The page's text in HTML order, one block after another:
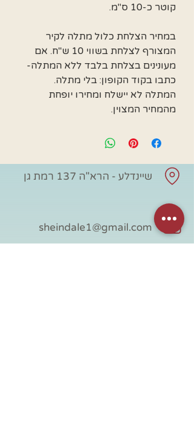
קוטר כ-10 ס"מ.
במחיר הצלחת כלול מתלה לקיר
המצורף לצלחת בשווי 10 ש"ח. אם
מעונינים בצלחת בלבד ללא המתלה-
כתבו בקוד הקופון: בלי מתלה.
המתלה לא יישלח ומחירו יופחת
מהמחיר המצוין.
שיינדלע - הרא"ה 137 רמת גן
sheindale1@gmail.com